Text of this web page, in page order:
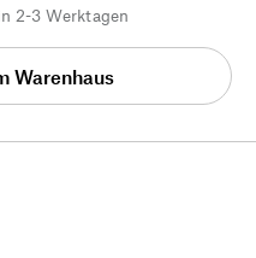
2-3 Werktagen
Warenhaus